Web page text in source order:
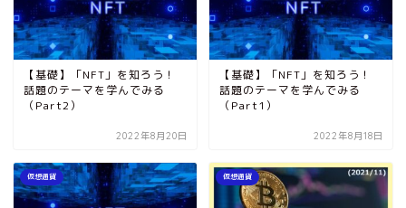
【基礎】「NFT」を知ろう！
話題のテーマを学んでみる
（Part2）
2022年8月20日
【基礎】「NFT」を知ろう！
話題のテーマを学んでみる
（Part1）
2022年8月18日
仮想通貨 仮想通貨